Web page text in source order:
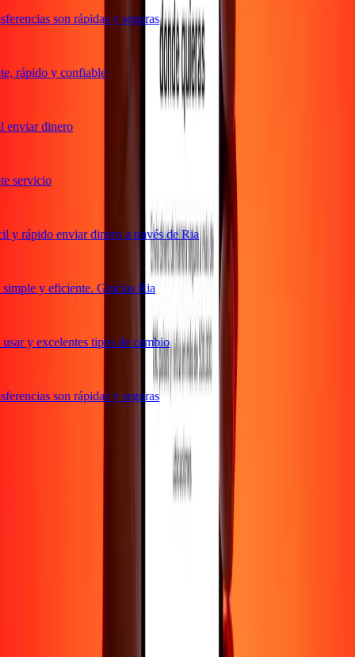
son rápidas y seguras
rápido y confiable
dinero
servicio
rápido enviar dinero a través de Ria
y eficiente. Gracias Ria
y excelentes tipos de cambio
son rápidas y seguras